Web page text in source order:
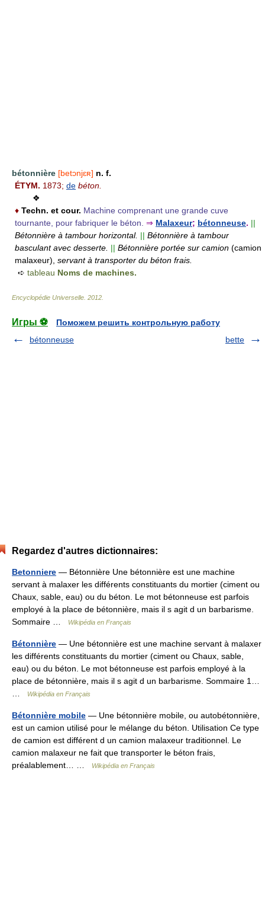
bétonnière [betɔnjɛʀ] n. f.
ÉTYM. 1873; de béton.
❖
♦ Techn. et cour. Machine comprenant une grande cuve
tournante, pour fabriquer le béton. ⇒ Malaxeur; bétonneuse. ||
Bétonnière à tambour horizontal. || Bétonnière à tambour
basculant avec desserte. || Bétonnière portée sur camion (camion
malaxeur), servant à transporter du béton frais.
➪ tableau Noms de machines.
Encyclopédie Universelle 2012
Игры ⚽
Поможем решить контрольную работу
bétonneuse
bette
Regardez d'autres dictionnaires:
Betonniere — Bétonnière Une bétonnière est une machine
servant à malaxer les différents constituants du mortier (ciment ou
Chaux, sable, eau) ou du béton. Le mot bétonneuse est parfois
employé à la place de bétonnière, mais il s agit d un barbarisme.
Sommaire …
Wikipédia en Français
Bétonnière — Une bétonnière est une machine servant à malaxer
les différents constituants du mortier (ciment ou Chaux, sable,
eau) ou du béton. Le mot bétonneuse est parfois employé à la
place de bétonnière, mais il s agit d un barbarisme. Sommaire 1…
Wikipédia en Français
Bétonnière mobile — Une bétonnière mobile, ou autobétonnière,
est un camion utilisé pour le mélange du béton. Utilisation Ce type
de camion est différent d un camion malaxeur traditionnel. Le
camion malaxeur ne fait que transporter le béton frais,
préalablement… …
Wikipédia en Français